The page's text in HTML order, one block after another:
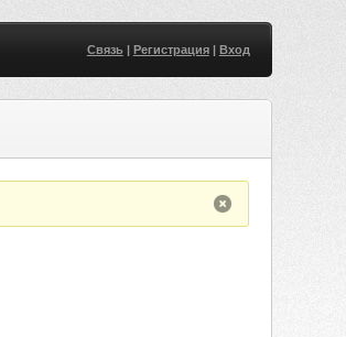
Связь| Регистрация| Вход